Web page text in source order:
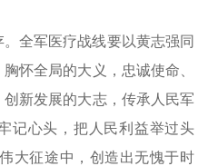
全军医疗战线要以黄志强同
怀全局的大义，忠诚使命、
新发展的大志，传承人民军
记心头，把人民利益举过头
大征途中，创造出无愧于时